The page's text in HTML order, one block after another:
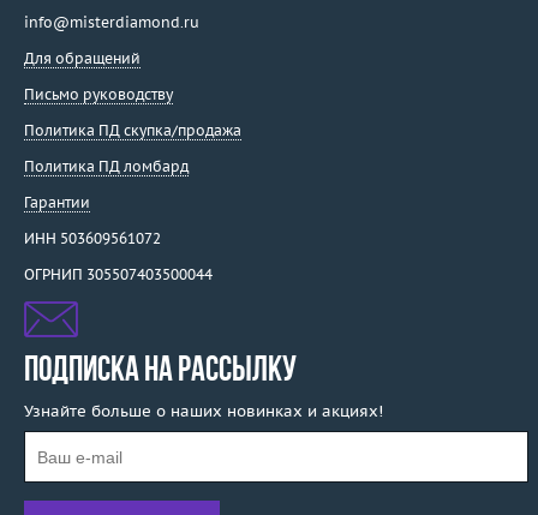
info@misterdiamond.ru
Для обращений
Письмо руководству
Политика ПД скупка/продажа
Политика ПД ломбард
Гарантии
ИНН 503609561072
ОГРНИП 305507403500044
ПОДПИСКА НА РАССЫЛКУ
Узнайте больше о наших новинках и акциях!